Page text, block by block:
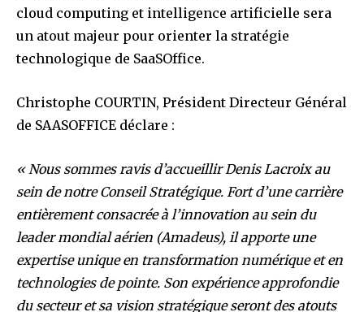
cloud computing et intelligence artificielle sera
un atout majeur pour orienter la stratégie
technologique de SaaSOffice.
Christophe COURTIN, Président Directeur Général
de SAASOFFICE déclare :
« Nous sommes ravis d’accueillir Denis Lacroix au
sein de notre Conseil Stratégique. Fort d’une carrière
entièrement consacrée à l’innovation au sein du
leader mondial aérien (Amadeus), il apporte une
expertise unique en transformation numérique et en
technologies de pointe. Son expérience approfondie
du secteur et sa vision stratégique seront des atouts